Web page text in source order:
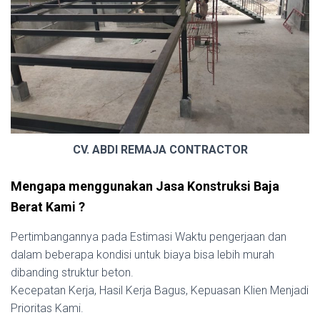
CV. ABDI REMAJA CONTRACTOR
Mengapa menggunakan Jasa Konstruksi Baja
Berat Kami ?
Pertimbangannya pada Estimasi Waktu pengerjaan dan
dalam beberapa kondisi untuk biaya bisa lebih murah
dibanding struktur beton.
Kecepatan Kerja, Hasil Kerja Bagus, Kepuasan Klien Menjadi
Prioritas Kami.